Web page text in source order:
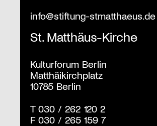
info@stiftung-stmatthaeus.de
St. Matthäus-Kirche
Kulturforum Berlin
Matthäikirchplatz
10785 Berlin
T 030 / 262 120 2
F 030 / 265 159 7